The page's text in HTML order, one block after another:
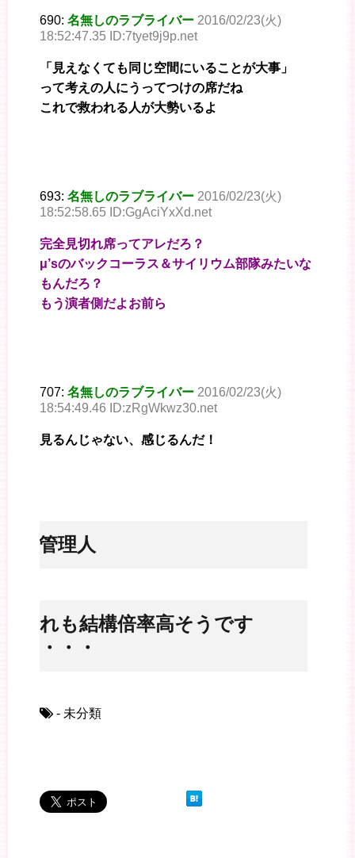
690: 名無しのラブライバー 2016/02/23(火)
18:52:47.35 ID:7tyet9j9p.net
「見えなくても同じ空間にいることが大事」
って考えの人にうってつけの席だね
これで救われる人が大勢いるよ
693: 名無しのラブライバー 2016/02/23(火)
18:52:58.65 ID:GgAciYxXd.net
完全見切れ席ってアレだろ？
μ’sのバックコーラス＆サイリウム部隊みたいな
もんだろ？
もう演者側だよお前ら
707: 名無しのラブライバー 2016/02/23(火)
18:54:49.46 ID:zRgWkwz30.net
見るんじゃない、感じるんだ！
※管理人
これも結構倍率高そうです
ね・・・
- 未分類